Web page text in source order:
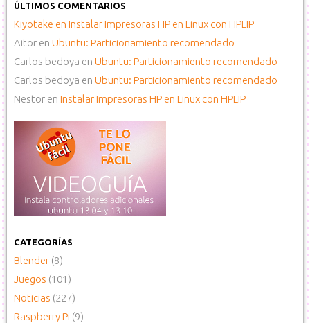
ÚLTIMOS COMENTARIOS
Kiyotake en Instalar Impresoras HP en Linux con HPLIP
Aitor en Ubuntu: Particionamiento recomendado
Carlos bedoya en Ubuntu: Particionamiento recomendado
Carlos bedoya en Ubuntu: Particionamiento recomendado
Nestor en Instalar Impresoras HP en Linux con HPLIP
CATEGORÍAS
Blender (8)
Juegos (101)
Noticias (227)
Raspberry Pi (9)